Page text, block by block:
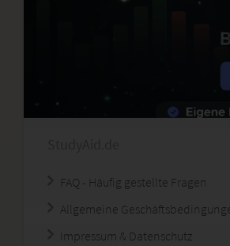
FAQ - Häufig gestellte Fragen
Allgemeine
Impressum & Datenschutz